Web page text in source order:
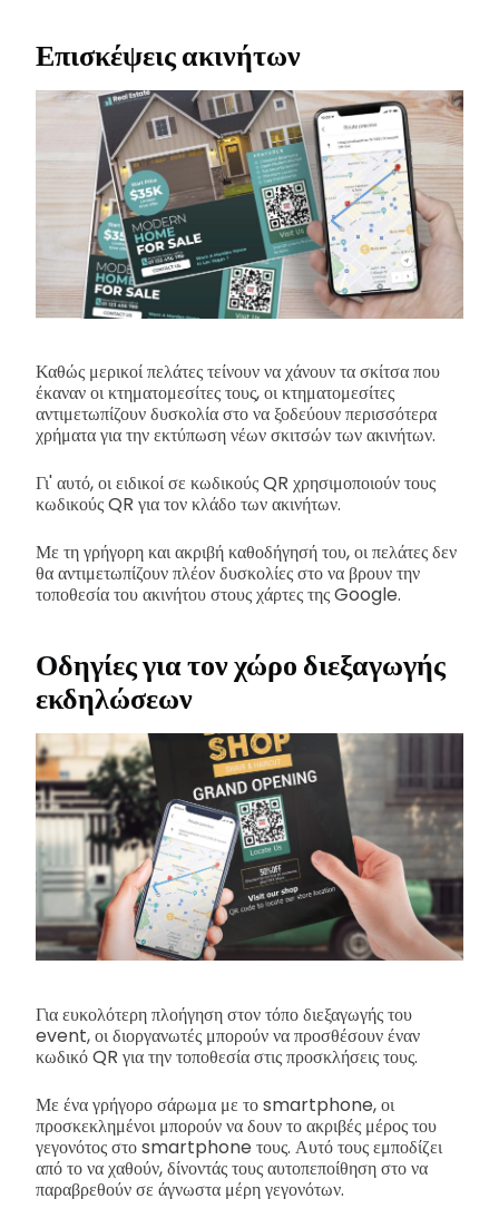
Επισκέψεις ακινήτων
Καθώς μερικοί πελάτες τείνουν να χάνουν τα σκίτσα που
έκαναν οι κτηματομεσίτες τους, οι κτηματομεσίτες
αντιμετωπίζουν δυσκολία στο να ξοδεύουν περισσότερα
χρήματα για την εκτύπωση νέων σκιτσών των ακινήτων.
Γι' αυτό, οι ειδικοί σε κωδικούς QR χρησιμοποιούν τους
κωδικούς QR για τον κλάδο των ακινήτων.
Με τη γρήγορη και ακριβή καθοδήγησή του, οι πελάτες δεν
θα αντιμετωπίζουν πλέον δυσκολίες στο να βρουν την
τοποθεσία του ακινήτου στους χάρτες της Google.
Οδηγίες για τον χώρο διεξαγωγής
εκδηλώσεων
Για ευκολότερη πλοήγηση στον τόπο διεξαγωγής του
event, οι διοργανωτές μπορούν να προσθέσουν έναν
κωδικό QR για την τοποθεσία στις προσκλήσεις τους.
Με ένα γρήγορο σάρωμα με το smartphone, οι
προσκεκλημένοι μπορούν να δουν το ακριβές μέρος του
γεγονότος στο smartphone τους. Αυτό τους εμποδίζει
από το να χαθούν, δίνοντάς τους αυτοπεποίθηση στο να
παραβρεθούν σε άγνωστα μέρη γεγονότων.